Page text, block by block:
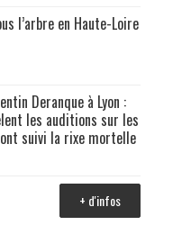
l’arbre en Haute-Loire
Deranque à Lyon :
les auditions sur les
suivi la rixe mortelle
+ d'infos